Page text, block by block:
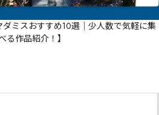
ダミスおすすめ10選｜少人数で気軽に集
作品紹介！】